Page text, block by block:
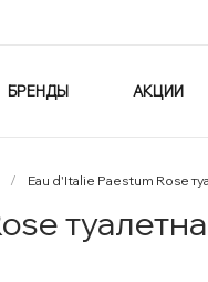
БРЕНДЫ АКЦИИ
/ Eau d'Italie Paestum Rose